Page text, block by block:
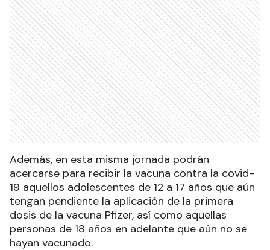
Además, en esta misma jornada podrán
acercarse para recibir la vacuna contra la covid-
19 aquellos adolescentes de 12 a 17 años que aún
tengan pendiente la aplicación de la primera
dosis de la vacuna Pfizer, así como aquellas
personas de 18 años en adelante que aún no se
hayan vacunado.